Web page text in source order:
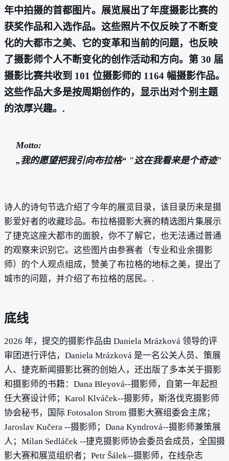
年中拍摄的首都图片。展览展出了年度摄影比赛的
获奖作品和入选作品。这些照片不仅反映了不断变
化的大都市之美、它的变革和当前的问题，也反映
了摄影师个人不断变化的创作活动和方向。第 30 届
摄影比赛共收到 101 位摄影师的 1164 幅摄影作品。
这些作品大多是按周期创作的，显示出对个别主题
的浓厚兴趣。.
Motto:
„我的愿望把我引向布拉格“ "这在我看来是个奇迹"
诗人的诗句节选介绍了今年的展览目录，该目录历来是摄
影爱好者的收藏珍品。布拉格摄影大赛的精选图片集展示
了捷克这座大都市的面貌，你不了解它，也无法通过普通
的观察来识别它。这些图片由参赛者（专业和业余摄影
师）的个人观点组成，赞美了布拉格的地标之美，提出了
城市的问题，并介绍了布拉格的居民。.
底线
2026 年，提交的摄影作品由 Daniela Mrázková 领导的评
审团进行评估，Daniela Mrázková 是一名公关人员、策展
人、捷克新闻摄影比赛的创始人，还出版了多本关于摄影
和摄影师的书籍：Dana Bleyová--摄影师，自第一年起担
任大赛设计师；Karol Klváček--摄影师，斯洛伐克摄影师
协会秘书，国际 Fotosalon Strom 摄影大赛组委会主席；
Jaroslav Kučera --摄影师；Dana Kyndrová--摄影师兼策展
人；Milan Sedláček --捷克摄影师协会委员会成员，全国摄
影大赛和展览组织者；Petr Šálek--摄影师，在线杂志